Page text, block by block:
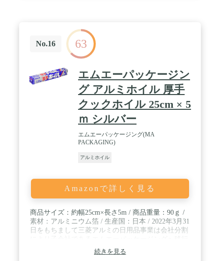
No.16 63
エムエーパッケージン
グ アルミホイル 厚手
クックホイル 25cm × 5
ｍ シルバー
エムエーパッケージング(MA
PACKAGING)
アルミホイル
Amazonで詳しく見る
商品サイズ：約幅25cm×長さ5m / 商品重量：90ｇ /
素材：アルミニウム箔 / 生産国：日本 / 2022年3月31
日をもちまして三菱アルミの日用品事業は会社分割
いたしました。メーカー名は変わりますが、商品自
体の品質等に変わりはございません
続きを見る